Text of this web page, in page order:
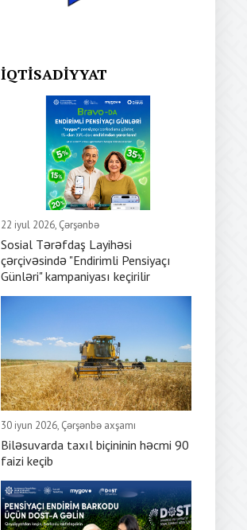
İQTISADIYYAT
22 iyul 2026, Çərşənbə
Sosial Tərəfdaş Layihəsi
çərçivəsində "Endirimli Pensiyaçı
Günləri" kampaniyası keçirilir
30 iyun 2026, Çərşənbə axşamı
Biləsuvarda taxıl biçininin həcmi 90
faizi keçib